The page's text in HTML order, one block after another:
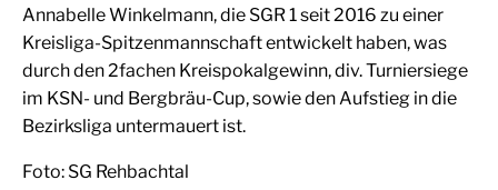
Annabelle Winkelmann, die SGR 1 seit 2016 zu einer
Kreisliga-Spitzenmannschaft entwickelt haben, was
durch den 2fachen Kreispokalgewinn, div. Turniersiege
im KSN- und Bergbräu-Cup, sowie den Aufstieg in die
Bezirksliga untermauert ist.
Foto: SG Rehbachtal